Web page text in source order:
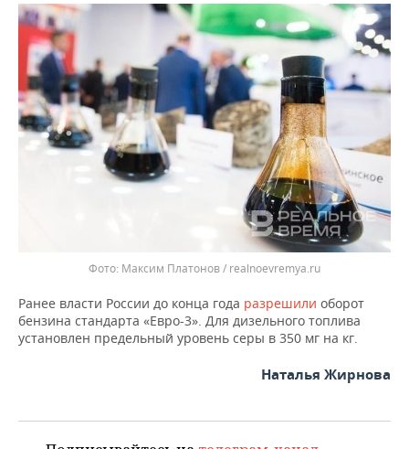
Максим Платонов / realnoevremya.ru
Ранее власти России до конца года разрешили оборот
бензина стандарта «Евро-3». Для дизельного топлива
установлен предельный уровень серы в 350 мг на кг.
Наталья Жирнова